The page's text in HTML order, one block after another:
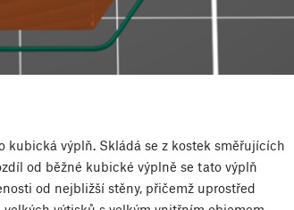
výplň. Skládá se z kostek směřujících
od běžné kubické výplně se tato výplň
od nejbližší stěny, přičemž uprostřed